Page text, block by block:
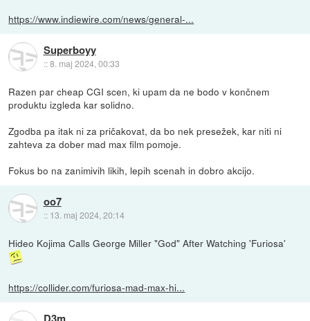
https://www.indiewire.com/news/general-...
Superboyy
::8. maj 2024, 00:33
Razen par cheap CGI scen, ki upam da ne bodo v končnem
produktu izgleda kar solidno.
Zgodba pa itak ni za pričakovat, da bo nek presežek, kar niti ni
zahteva za dober mad max film pomoje.
Fokus bo na zanimivih likih, lepih scenah in dobro akcijo.
oo7
:: 13. maj 2024, 20:14
Hideo Kojima Calls George Miller "God" After Watching 'Furiosa'
https://collider.com/furiosa-mad-max-hi...